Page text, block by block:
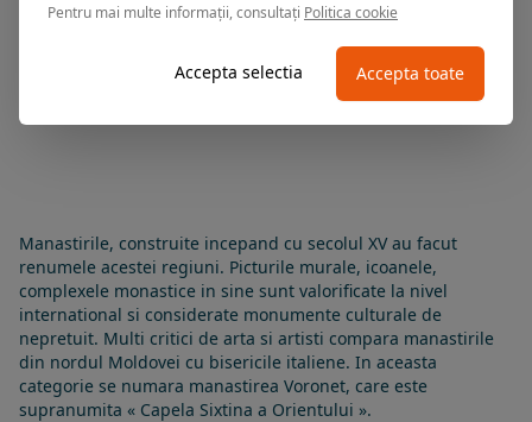
Rezervari si informatii
0374.347.708
Manastirile, construite incepand cu secolul XV au facut
renumele acestei regiuni. Picturile murale, icoanele,
complexele monastice in sine sunt valorificate la nivel
international si considerate monumente culturale de
nepretuit. Multi critici de arta si artisti compara manastirile
din nordul Moldovei cu bisericile italiene. In aceasta
categorie se numara manastirea Voronet, care este
supranumita « Capela Sixtina a Orientului ».
Pentru mai multe informații, consultați Politica cookie
Accepta selectia Accepta toate